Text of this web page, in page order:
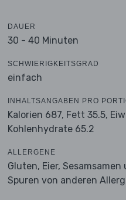
DAUER
30 - 40 Minuten
SCHWIERIGKEITSGRAD
einfach
INHALTSANGABEN PRO
Kalorien 687, Fett 35.5,
Kohlenhydrate 65.2
ALLERGENE
Gluten, Eier, Sesamsamen
Spuren von anderen